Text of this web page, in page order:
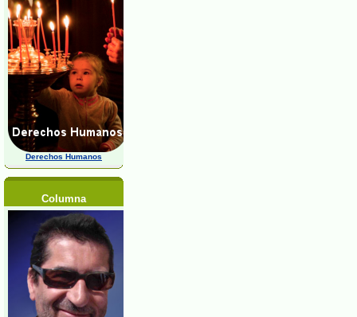
Derechos Humanos
Columna